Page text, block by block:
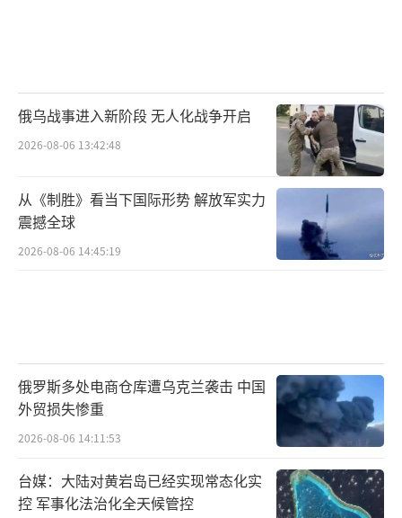
俄乌战事进入新阶段 无人化战争开启
2026-08-06 13:42:48
从《制胜》看当下国际形势 解放军实力
震撼全球
2026-08-06 14:45:19
俄罗斯多处电商仓库遭乌克兰袭击 中国
外贸损失惨重
2026-08-06 14:11:53
台媒：大陆对黄岩岛已经实现常态化实
控 军事化法治化全天候管控